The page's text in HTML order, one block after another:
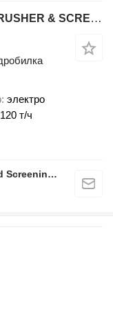
Fabo MJC 90 SEMI-MOBILE JAW CRUSHER & SCREENER
электро
120 т/ч
FABO Mobile & Stationary Crushing and Screening Plants | Concrete Batching Plants Manufacturer